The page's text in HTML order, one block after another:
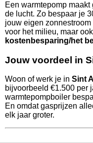
Een warmtepomp
de lucht. Zo bespaar je
jouw eigen
voor het milieu, maar
kostenbesparing/het
Jouw voordeel in
Woon of werk je in Sint
bijvoorbeeld €1.500 per
warmtepompboiler
En omdat gasprijzen
elk jaar groter.